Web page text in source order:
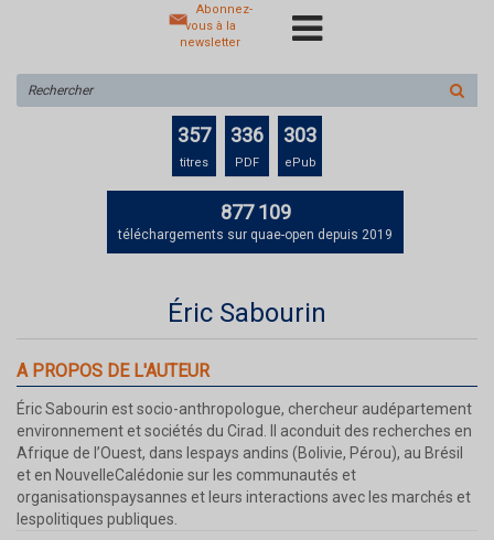
Abonnez-
vous à la
newsletter
sur
le
357
titres
336
PDF
303
ePub
877 109
téléchargements sur quae-open depuis 2019
Éric Sabourin
A PROPOS DE L'AUTEUR
Éric Sabourin est socio-anthropologue, chercheur audépartement
environnement et sociétés du Cirad. Il aconduit des recherches en
Afrique de l’Ouest, dans lespays andins (Bolivie, Pérou), au Brésil
et en NouvelleCalédonie sur les communautés et
organisationspaysannes et leurs interactions avec les marchés et
lespolitiques publiques.